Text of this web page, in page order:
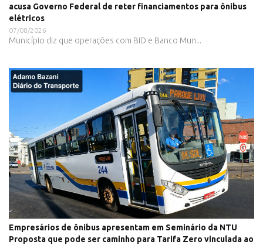
acusa Governo Federal de reter financiamentos para ônibus
elétricos
07/08/2026
Município diz que operações com BID e Banco Mun...
Empresários de ônibus apresentam em Seminário da NTU
Proposta que pode ser caminho para Tarifa Zero vinculada ao